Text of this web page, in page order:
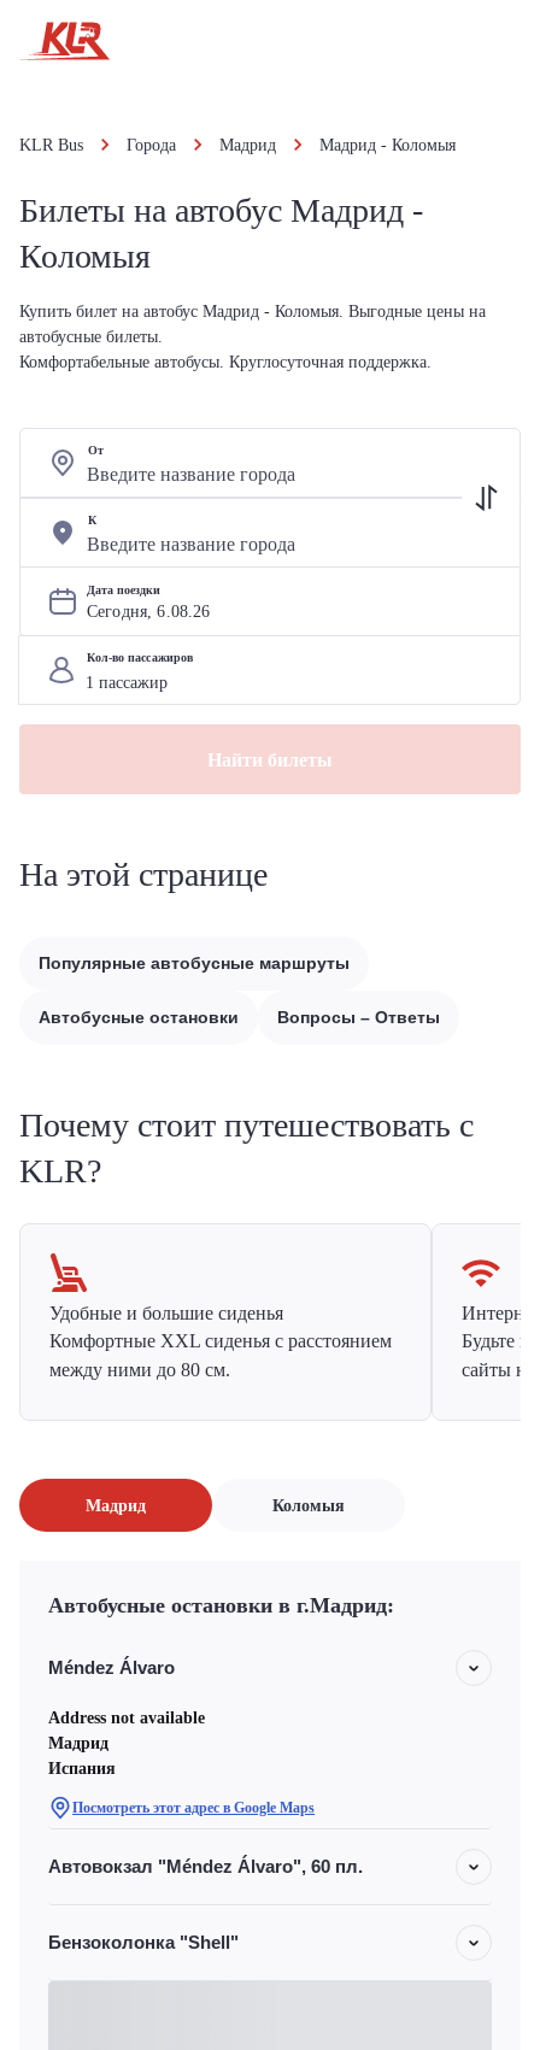
KLR Bus Города Мадрид Мадрид - Коломыя
Билеты на автобус Мадрид -
Коломыя
Купить билет на автобус Мадрид - Коломыя. Выгодные цены на
автобусные билеты.
Комфортабельные автобусы. Круглосуточная поддержка.
От
К
Дата поездки
Сегодня, 6.08.26
Кол-во пассажиров
Найти билеты
На этой странице
Популярные автобусные маршруты
Автобусные остановки Вопросы – Ответы
Почему стоит путешествовать с
KLR?
Удобные и большие сиденья
Комфортные XXL сиденья с расстоянием
между ними до 80 см.
Будьте
сайты на
Мадрид Коломыя
Автобусные остановки в г.Мадрид:
Méndez Álvaro
Address not available
Мадрид
Испания
Посмотреть этот адрес в Google Maps
Автовокзал "Méndez Álvaro", 60 пл.
Бензоколонка "Shell"